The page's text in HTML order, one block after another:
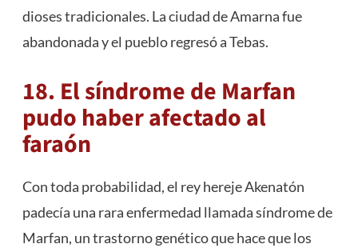
dioses tradicionales. La ciudad de Amarna fue
abandonada y el pueblo regresó a Tebas.
18. El síndrome de Marfan
pudo haber afectado al
faraón
Con toda probabilidad, el rey hereje Akenatón
padecía una rara enfermedad llamada síndrome de
Marfan, un trastorno genético que hace que los